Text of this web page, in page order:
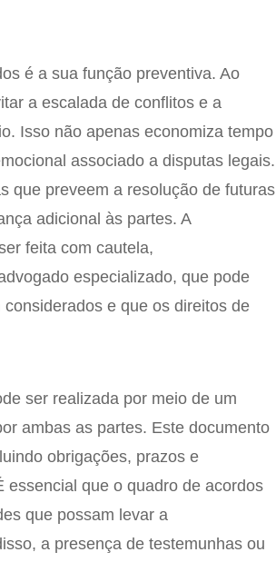
é a sua função preventiva. Ao
a escalada de conflitos e a
Isso não apenas economiza tempo
associado a disputas legais.
que preveem a resolução de futuras
adicional às partes. A
feita com cautela,
especializado, que pode
e que os direitos de
ser realizada por meio de um
ambas as partes. Este documento
obrigações, prazos e
essencial que o quadro de acordos
que possam levar a
a presença de testemunhas ou